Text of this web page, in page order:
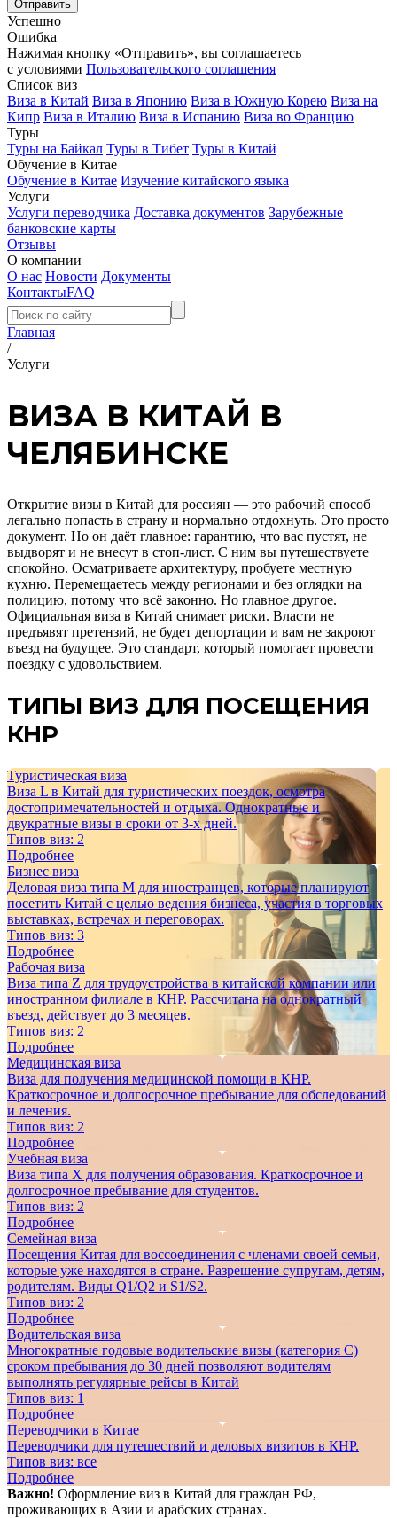
Успешно
Ошибка
Нажимая кнопку «Отправить», вы соглашаетесь
с условиями Пользовательского соглашения
Список виз
Виза в Китай Виза в Японию Виза в Южную Корею Виза на
Кипр Виза в Италию Виза в Испанию Виза во Францию
Туры
Туры на Байкал Туры в Тибет Туры в Китай
Обучение в Китае
Обучение в Китае Изучение китайского языка
Услуги
Услуги переводчика Доставка документов Зарубежные
банковские карты
Отзывы
О компании
О нас Новости Документы
КонтактыFAQ
Главная
/
Услуги
ВИЗА В КИТАЙ В
ЧЕЛЯБИНСКЕ
Открытие визы в Китай для россиян — это рабочий способ
легально попасть в страну и нормально отдохнуть. Это просто
документ. Но он даёт главное: гарантию, что вас пустят, не
выдворят и не внесут в стоп-лист. С ним вы путешествуете
спокойно. Осматриваете архитектуру, пробуете местную
кухню. Перемещаетесь между регионами и без оглядки на
полицию, потому что всё законно. Но главное другое.
Официальная виза в Китай снимает риски. Власти не
предъявят претензий, не будет депортации и вам не закроют
въезд на будущее. Это стандарт, который помогает провести
поездку с удовольствием.
ТИПЫ ВИЗ ДЛЯ ПОСЕЩЕНИЯ
КНР
Туристическая виза
Виза L в Китай для туристических поездок, осмотра
достопримечательностей и отдыха. Однократные и
двукратные визы в сроки от 3-х дней.
Типов виз: 2
Подробнее
Бизнес виза
Деловая виза типа M для иностранцев, которые планируют
посетить Китай с целью ведения бизнеса, участия в торговых
выставках, встречах и переговорах.
Типов виз: 3
Подробнее
Рабочая виза
Виза типа Z для трудоустройства в китайской компании или
иностранном филиале в КНР. Рассчитана на однократный
въезд, действует до 3 месяцев.
Типов виз: 2
Подробнее
Медицинская виза
Виза для получения медицинской помощи в КНР.
Краткосрочное и долгосрочное пребывание для обследований
и лечения.
Типов виз: 2
Подробнее
Учебная виза
Виза типа X для получения образования. Краткосрочное и
долгосрочное пребывание для студентов.
Типов виз: 2
Подробнее
Семейная виза
Посещения Китая для воссоединения с членами своей семьи,
которые уже находятся в стране. Разрешение супругам, детям,
родителям. Виды Q1/Q2 и S1/S2.
Типов виз: 2
Подробнее
Водительская виза
Многократные годовые водительские визы (категория C)
сроком пребывания до 30 дней позволяют водителям
выполнять регулярные рейсы в Китай
Типов виз: 1
Подробнее
Переводчики в Китае
Переводчики для путешествий и деловых визитов в КНР.
Типов виз: все
Подробнее
Важно! Оформление виз в Китай для граждан РФ,
проживающих в Азии и арабских странах.